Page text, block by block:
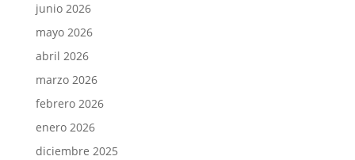
junio 2026
mayo 2026
abril 2026
marzo 2026
febrero 2026
enero 2026
diciembre 2025